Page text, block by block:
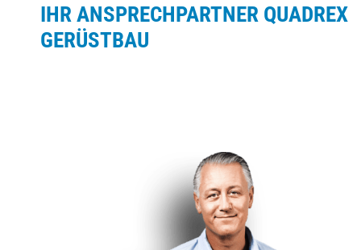
IHR ANSPRECHPARTNER QUADREX
GERÜSTBAU